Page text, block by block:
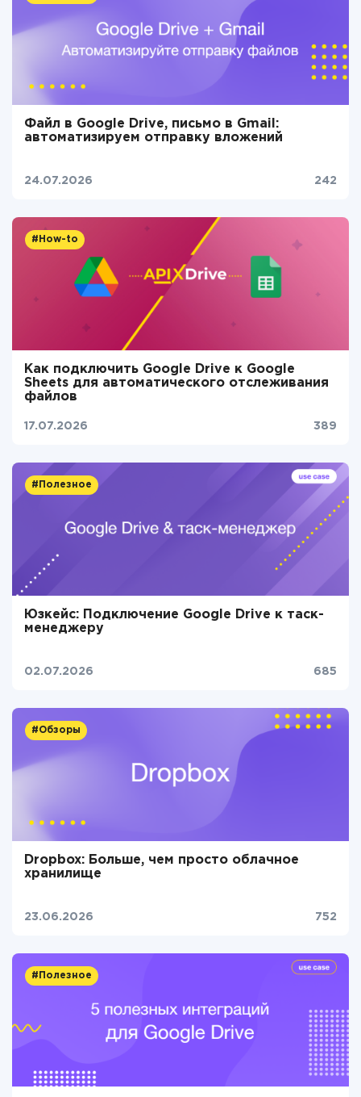
Файл в Google Drive, письмо в Gmail:
автоматизируем отправку вложений
24.07.2026 242
#How-to
Как подключить Google Drive к Google
Sheets для автоматического отслеживания
файлов
17.07.2026 389
#Полезное
Юзкейс: Подключение Google Drive к таск-
менеджеру
02.07.2026 685
#Обзоры
Dropbox: Больше, чем просто облачное
хранилище
23.06.2026 752
#Полезное